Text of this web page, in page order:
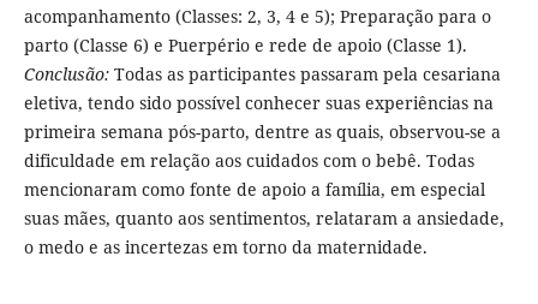
acompanhamento (Classes: 2, 3, 4 e 5); Preparação para o
parto (Classe 6) e Puerpério e rede de apoio (Classe 1).
Conclusão:Todas as participantes passaram pela cesariana
eletiva, tendo sido possível conhecer suas experiências na
primeira semana pós-parto, dentre as quais, observou-se a
dificuldade em relação aos cuidados com o bebê. Todas
mencionaram como fonte de apoio a família, em especial
suas mães, quanto aos sentimentos, relataram a ansiedade,
o medo e as incertezas em torno da maternidade.